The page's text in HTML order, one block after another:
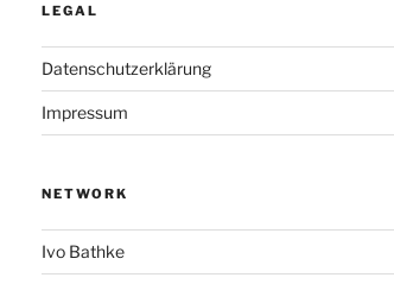
LEGAL
Datenschutzerklärung
Impressum
NETWORK
Ivo Bathke